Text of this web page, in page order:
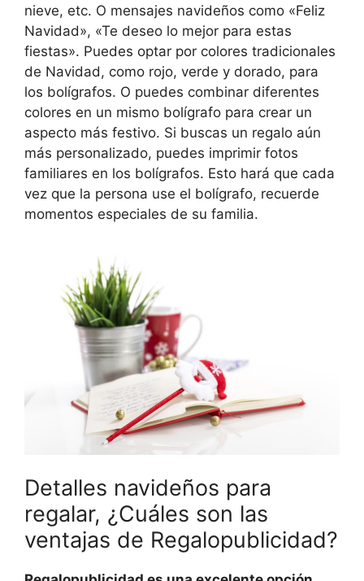
nieve, etc. O mensajes navideños como «Feliz
Navidad», «Te deseo lo mejor para estas
fiestas». Puedes optar por colores tradicionales
de Navidad, como rojo, verde y dorado, para
los bolígrafos. O puedes combinar diferentes
colores en un mismo bolígrafo para crear un
aspecto más festivo. Si buscas un regalo aún
más personalizado, puedes imprimir fotos
familiares en los bolígrafos. Esto hará que cada
vez que la persona use el bolígrafo, recuerde
momentos especiales de su familia.
Detalles navideños para
regalar, ¿Cuáles son las
ventajas de Regalopublicidad?